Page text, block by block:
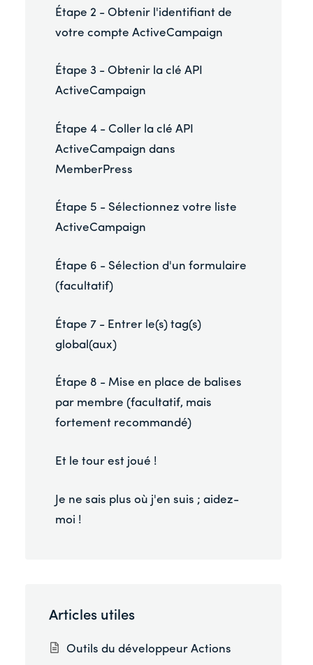
Étape 2 - Obtenir l'identifiant de
votre compte ActiveCampaign
Étape 3 - Obtenir la clé API
ActiveCampaign
Étape 4 - Coller la clé API
ActiveCampaign dans
MemberPress
Étape 5 - Sélectionnez votre liste
ActiveCampaign
Étape 6 - Sélection d'un formulaire
(facultatif)
Étape 7 - Entrer le(s) tag(s)
global(aux)
Étape 8 - Mise en place de balises
par membre (facultatif, mais
fortement recommandé)
Et le tour est joué !
Je ne sais plus où j'en suis ; aidez-
moi !
Articles utiles
Outils du développeur Actions